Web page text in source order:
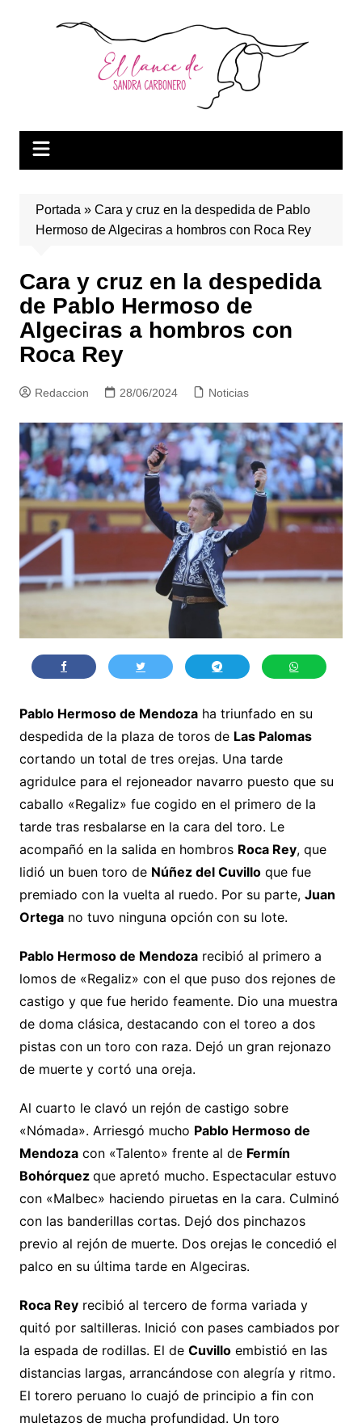
Portada » Cara y cruz en la despedida de Pablo
Hermoso de Algeciras a hombros con Roca Rey
Cara y cruz en la despedida
de Pablo Hermoso de
Algeciras a hombros con
Roca Rey
Redaccion 28/06/2024 Noticias
Pablo Hermoso de Mendozaha triunfado en su
despedida de la plaza de toros de Las Palomas
cortando un total de tres orejas. Una tarde
agridulce para el rejoneador navarro puesto que su
caballo «Regaliz» fue cogido en el primero de la
tarde tras resbalarse en la cara del toro. Le
acompañó en la salida en hombros Roca Rey, que
lidió un buen toro de Núñez del Cuvilloque fue
premiado con la vuelta al ruedo. Por su parte, Juan
Ortegano tuvo ninguna opción con su lote.
Pablo Hermoso de Mendozarecibió al primero a
lomos de «Regaliz» con el que puso dos rejones de
castigo y que fue herido feamente. Dio una muestra
de doma clásica, destacando con el toreo a dos
pistas con un toro con raza. Dejó un gran rejonazo
de muerte y cortó una oreja.
Al cuarto le clavó un rejón de castigo sobre
«Nómada». Arriesgó mucho Pablo Hermoso de
Mendozacon «Talento» frente al de Fermín
Bohórquez que apretó mucho. Espectacular estuvo
con «Malbec» haciendo piruetas en la cara. Culminó
con las banderillas cortas. Dejó dos pinchazos
previo al rejón de muerte. Dos orejas le concedió el
palco en su última tarde en Algeciras.
Roca Reyrecibió al tercero de forma variada y
quitó por saltilleras. Inició con pases cambiados por
la espada de rodillas. El de Cuvilloembistió en las
distancias largas, arrancándose con alegría y ritmo.
El torero peruano lo cuajó de principio a fin con
muletazos de mucha profundidad. Un toro